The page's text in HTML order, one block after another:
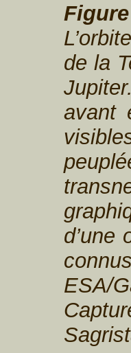
de la
avant
d’une
ESA/